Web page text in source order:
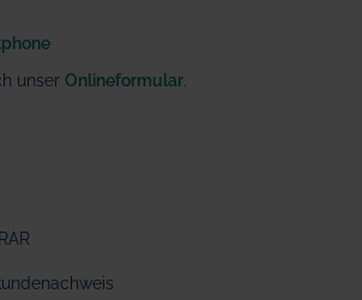
unser Onlineformular